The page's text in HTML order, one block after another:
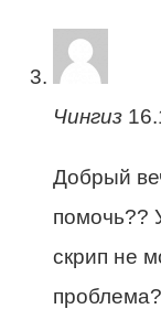
Чингиз
Добрый
помочь??
скрип не